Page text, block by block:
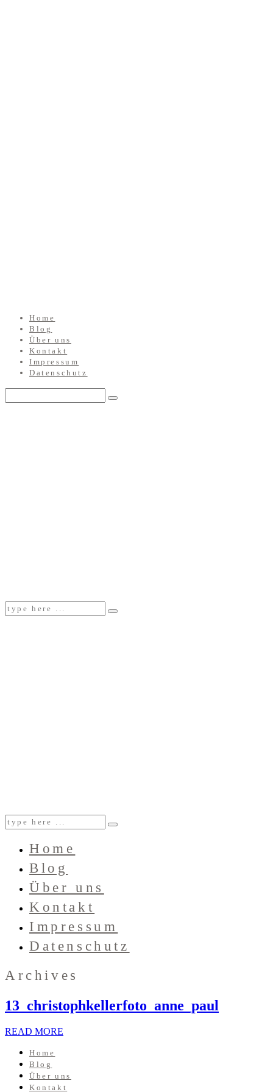
Home
Blog
Über uns
Kontakt
Impressum
Datenschutz
Home
Blog
Über uns
Kontakt
Impressum
Datenschutz
Archives
13_christophkellerfoto_anne_paul
READ MORE
Home
Blog
Über uns
Kontakt